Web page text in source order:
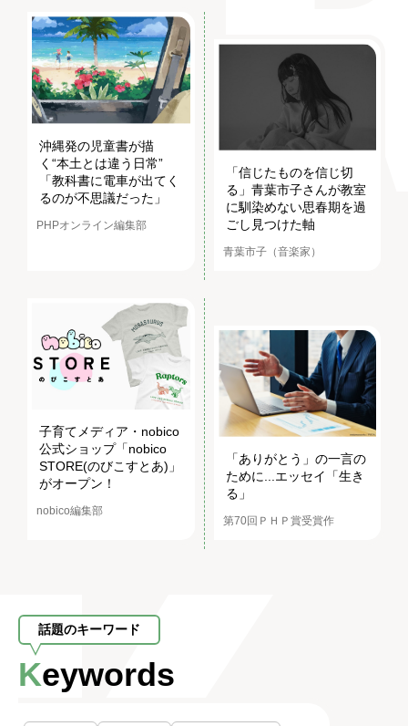
沖縄発の児童書が描
く“本土とは違う日常”
「教科書に電車が出てく
るのが不思議だった」
PHPオンライン編集部
「信じたものを信じ切
る」青葉市子さんが教室
に馴染めない思春期を過
ごし見つけた軸
青葉市子（音楽家）
子育てメディア・nobico
公式ショップ「nobico
STORE(のびこすとあ)」
がオープン！
nobico編集部
「ありがとう」の一言の
ために...エッセイ「生き
る」
第70回ＰＨＰ賞受賞作
話題のキーワード
Keywords